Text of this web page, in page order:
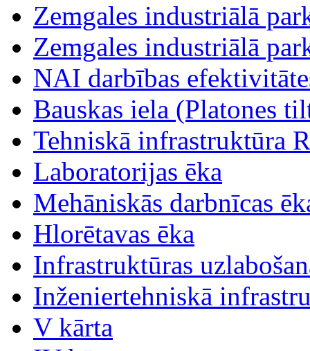
Zemgales industriālā
Zemgales industriālā
NAI darbības
Bauskas iela (Platones
Tehniskā infrastruktūra
Laboratorijas ēka
Mehāniskās darbnīcas
Hlorētavas ēka
Infrastruktūras
Inženiertehniskā
V kārta